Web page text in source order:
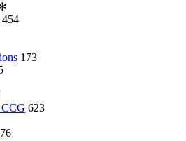
454
173
CCG 623
76